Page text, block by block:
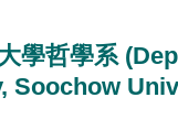
學哲學系
Soochow